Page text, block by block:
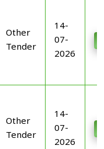
Other
Tender
14-
07-
2026
Other
Tender
14-
07-
2026